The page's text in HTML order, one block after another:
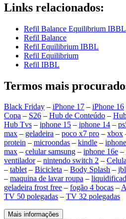
Links relacionados:
Refil Balance Equilibrium IBBL
Refil Balance
Refil Equilibrium IBBL
Refil Equilibrium
Refil IBBL
Termos mais
Black Friday – iPhone 17 – iPhone 16
Copa – S26 – Hub de Conteúdo –
Hub Tvs – iphone 15 – iphone 14 –
max – geladeira – poco x7 pro – xbox
protein – microondas – kindle –
max – celular samsung – iphone 16e –
ventilador– nintendo switch 2 –
– tablet– Bicicleta – Body Splash – jbl
– maquina de lavar roupa –
geladeira frost free – fogão 4 bocas –
TV 50 polegadas – TV 32 polegadas
Mais informações